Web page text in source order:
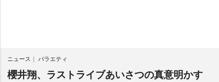
ニュース バラエティ
櫻井翔、ラストライブあいさつの真意明かす